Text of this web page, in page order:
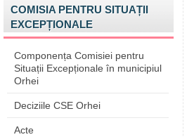
COMISIA PENTRU SITUAȚII
EXCEPȚIONALE
Componența Comisiei pentru
Situații Excepționale în municipiul
Orhei
Deciziile CSE Orhei
Acte